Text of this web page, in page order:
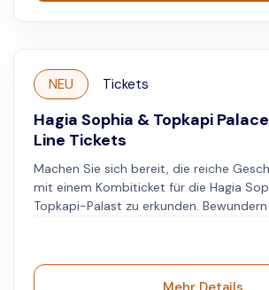
NEU Tickets
Hagia Sophia & Topkapi
Line Tickets
Machen Sie sich bereit, die reiche
mit einem Kombiticket für die Hagia
Topkapi-Palast zu erkunden. Bewundern Sie die
Architektur und Mosaike bekannt ist.
anschließend den opulenten Topkapi-
prächtige Räume und wertvolle